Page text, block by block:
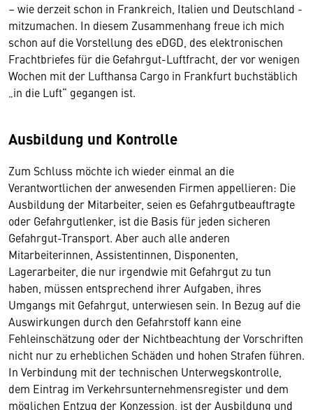
– wie derzeit schon in Frankreich, Italien und Deutschland -
mitzumachen. In diesem Zusammenhang freue ich mich
schon auf die Vorstellung des eDGD, des elektronischen
Frachtbriefes für die Gefahrgut-Luftfracht, der vor wenigen
Wochen mit der Lufthansa Cargo in Frankfurt buchstäblich
„in die Luft“ gegangen ist.
Ausbildung und Kontrolle
Zum Schluss möchte ich wieder einmal an die
Verantwortlichen der anwesenden Firmen appellieren: Die
Ausbildung der Mitarbeiter, seien es Gefahrgutbeauftragte
oder Gefahrgutlenker, ist die Basis für jeden sicheren
Gefahrgut-Transport. Aber auch alle anderen
Mitarbeiterinnen, Assistentinnen, Disponenten,
Lagerarbeiter, die nur irgendwie mit Gefahrgut zu tun
haben, müssen entsprechend ihrer Aufgaben, ihres
Umgangs mit Gefahrgut, unterwiesen sein. In Bezug auf die
Auswirkungen durch den Gefahrstoff kann eine
Fehleinschätzung oder der Nichtbeachtung der Vorschriften
nicht nur zu erheblichen Schäden und hohen Strafen führen.
In Verbindung mit der technischen Unterwegskontrolle,
dem Eintrag im Verkehrsunternehmensregister und dem
möglichen Entzug der Konzession, ist der Ausbildung und